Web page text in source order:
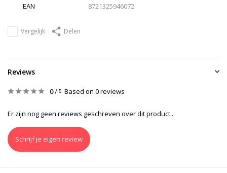
EAN 8721325946072
Vergelijk Delen
Reviews
0/ 5 Based on 0 reviews
Er zijn nog geen reviews geschreven over dit product..
Schrijf je eigen review